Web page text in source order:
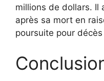
millions de dollars. Il
après sa mort en
poursuite pour